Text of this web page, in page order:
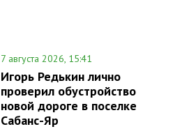
7 августа 2026, 15:41
Игорь Редькин лично
проверил обустройство
новой дороге в поселке
Сабанс-Яр